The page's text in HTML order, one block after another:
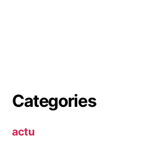
Categories
actu